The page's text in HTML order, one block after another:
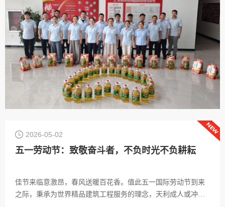
2026-05-02
五一劳动节：致敬奋斗者，不负时光不负耕耘
佳节来临意激昂，春风送暖百花香。值此五一国际劳动节到来
之际，秉承为世界精品建筑工程服务的理念，天利成人或冲锋